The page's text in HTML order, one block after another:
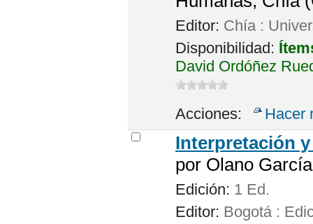
Editor: Chía :
Disponibilidad:
David Ordóñez
Acciones: Hacer
Interpretación
por Olano
Edición: 1 Ed.
Editor: Bogotá :